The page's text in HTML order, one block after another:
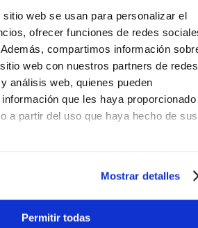
web se usan para personalizar el
ofrecer funciones de redes
compartimos información
web con nuestros partners de redes
análisis web, quienes pueden
que les haya proporcionado
a partir del uso que haya hecho de sus
Mostrar detalles
Permitir todas
Ver producto
Agregar